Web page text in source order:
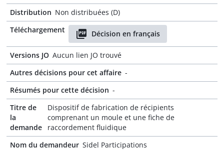
Distribution Non distribuées (D)
Téléchargement
Décision en français
Versions JO Aucun lien JO trouvé
Autres décisions pour cet affaire -
Résumés pour cette décision -
Titre de
la
demande
Dispositif de fabrication de récipients
comprenant un moule et une fiche de
raccordement fluidique
Nom du demandeur Sidel Participations